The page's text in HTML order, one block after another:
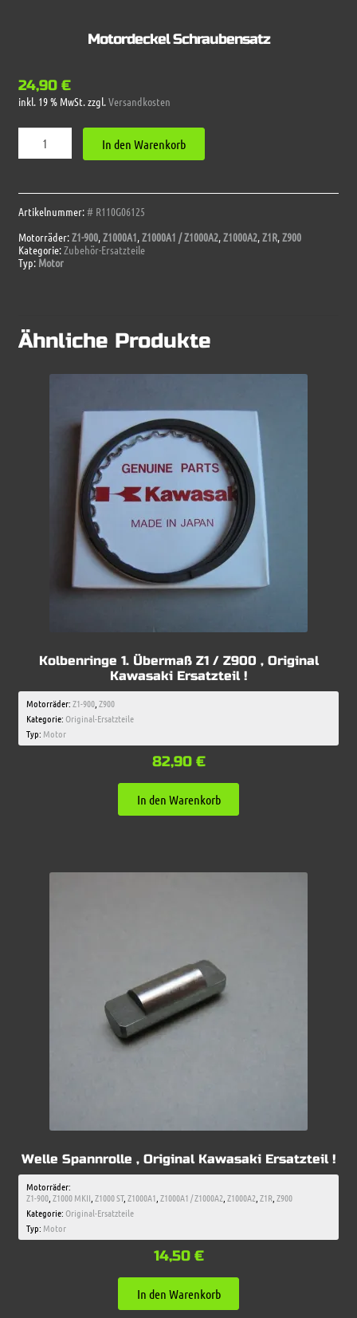
Motordeckel Schraubensatz
24,90 €
inkl. 19 % MwSt.zzgl.Versandkosten
Schraubensatz
In den Warenkorb
Artikelnummer:# R110G06125
Motorräder:Z1-900,Z1000A1,Z1000A1 / Z1000A2,Z1000A2,Z1R,Z900
Kategorie:Zubehör-Ersatzteile
Typ: Motor
Ähnliche Produkte
Kolbenringe 1. Übermaß Z1 / Z900 , Original
Kawasaki Ersatzteil !
Motorräder:Z1-900, Z900
Kategorie:Original-Ersatzteile
Typ: Motor
82,90 €
In den Warenkorb
Welle Spannrolle , Original Kawasaki Ersatzteil !
Motorräder:
Z1-900,Z1000 MKII,Z1000 ST,Z1000A1,Z1000A1 / Z1000A2,Z1000A2,Z1R,Z900
Kategorie:Original-Ersatzteile
Typ: Motor
14,50 €
In den Warenkorb